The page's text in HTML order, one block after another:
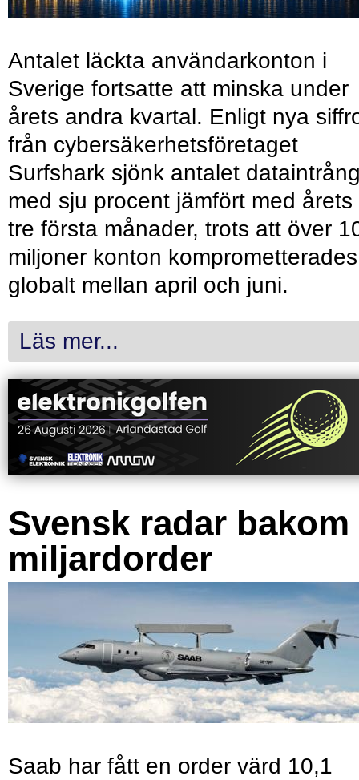
Antalet läckta användarkonton i
Sverige fortsatte att minska under
årets andra kvartal. Enligt nya
från cybersäkerhetsföretaget
Surfshark sjönk antalet
med sju procent jämfört med årets
tre första månader, trots att över
miljoner konton komprometterades
globalt mellan april och juni.
Läs mer...
Svensk radar bakom
miljardorder
Saab har fått en order värd 10,1